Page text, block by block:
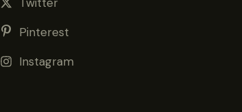
Pinterest
Instagram